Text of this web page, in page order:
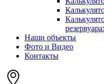
Наши объекты
Фото и Видео
Контакты